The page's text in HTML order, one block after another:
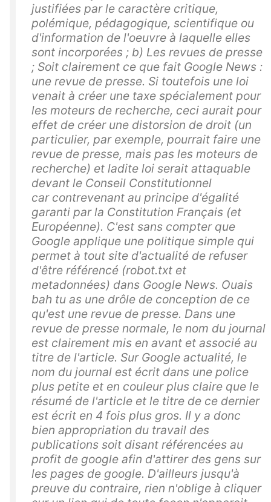
justifiées par le caractère critique,
polémique, pédagogique, scientifique ou
d'information de l'oeuvre à laquelle elles
sont incorporées ; b) Les revues de presse
; Soit clairement ce que fait Google News :
une revue de presse. Si toutefois une loi
venait à créer une taxe spécialement pour
les moteurs de recherche, ceci aurait pour
effet de créer une distorsion de droit (un
particulier, par exemple, pourrait faire une
revue de presse, mais pas les moteurs de
recherche) et ladite loi serait attaquable
devant le Conseil Constitutionnel
car contrevenant au principe d'égalité
garanti par la Constitution Français (et
Européenne). C'est sans compter que
Google applique une politique simple qui
permet à tout site d'actualité de refuser
d'être référencé (robot.txt et
metadonnées) dans Google News. Ouais
bah tu as une drôle de conception de ce
qu'est une revue de presse. Dans une
revue de presse normale, le nom du journal
est clairement mis en avant et associé au
titre de l'article. Sur Google actualité, le
nom du journal est écrit dans une police
plus petite et en couleur plus claire que le
résumé de l'article et le titre de ce dernier
est écrit en 4 fois plus gros. Il y a donc
bien appropriation du travail des
publications soit disant référencées au
profit de google afin d'attirer des gens sur
les pages de google. D'ailleurs jusqu'à
preuve du contraire, rien n'oblige à cliquer